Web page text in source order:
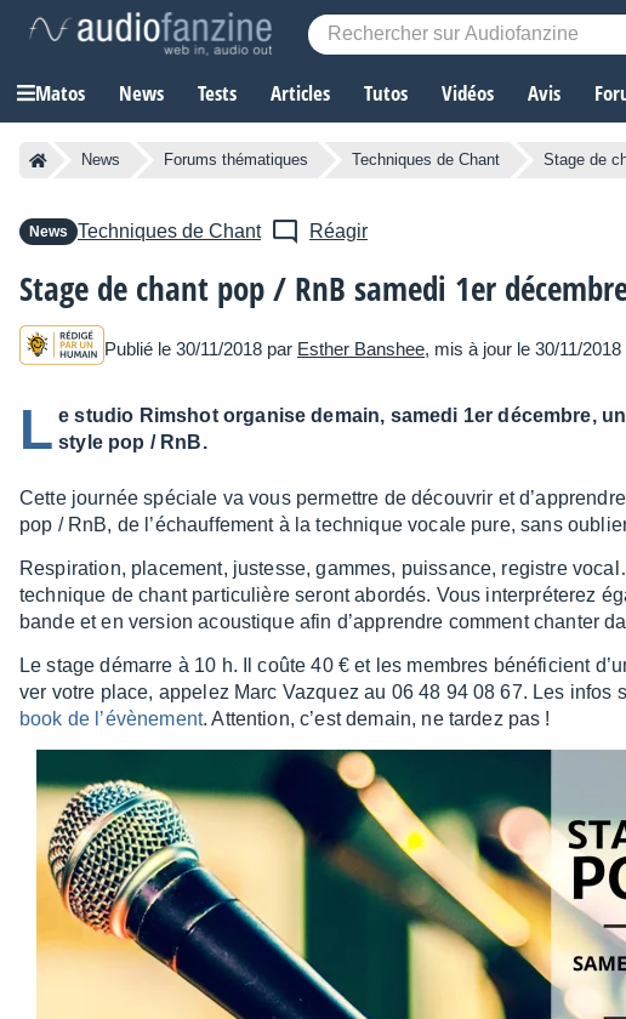
Matos News Tests Articles Tutos Vidéos Avis
News Forums thématiques Techniques de Chant Stage de
News Techniques de Chant Réagir
Stage de chant pop / RnB samedi 1er
Publié le 30/11/2018 par Esther Banshee, mis à jour le 30/11/2018
L e studio Rimshot organise demain, samedi 1er décembre,
style pop / RnB.
Cette jour­née spéciale va vous permettre de décou­vrir et
pop / RnB, de l’échauf­fe­ment à la tech­nique vocale pure, sans
Respi­ra­tion, place­ment, justesse, gammes, puis­sance, registre
tech­nique de chant parti­cu­lière seront abor­dés. Vous inter­pré­te­rez
bande et en version acous­tique afin d’ap­prendre comment chan­ter
Le stage démarre à 10 h. Il coûte 40 € et les membres béné­fi­cient
ver votre place, appe­lez Marc Vazquez au 06 48 94 08 67. Les infos
book de l’évè­ne­ment. Atten­tion, c’est demain, ne tardez pas !